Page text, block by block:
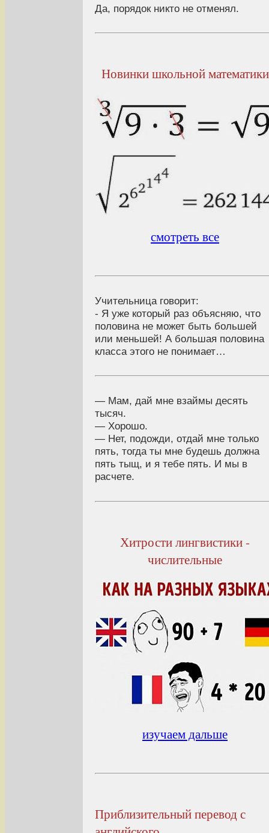
Да, порядок никто не отменял.
Новинки школьной математики
смотреть все
Учительница говорит:
- Я уже который раз объясняю, что
половина не может быть большей
или меньшей! А большая половина
класса этого не понимает…
— Мам, дай мне взаймы десять
тысяч.
— Хорошо.
— Нет, подожди, отдай мне только
пять, тогда ты мне будешь должна
пять тыщ, и я тебе пять. И мы в
расчете.
Хитрости лингвистики -
числительные
изучаем дальше
Приблизительный перевод с